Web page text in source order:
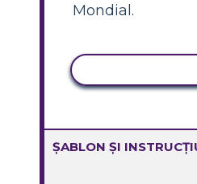
Mondial.
ȘABLON ȘI